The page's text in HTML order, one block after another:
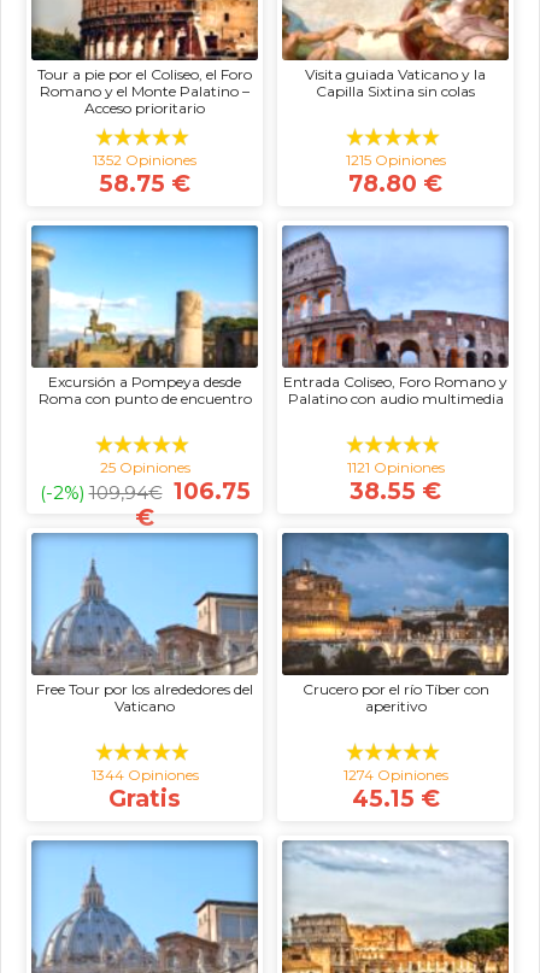
Tour a pie por el Coliseo, el Foro
Romano y el Monte Palatino –
Acceso prioritario
1352 Opiniones
58.75 €
Visita guiada Vaticano y la
Capilla Sixtina sin colas
1215 Opiniones
78.80 €
Excursión a Pompeya desde
Roma con punto de encuentro
25 Opiniones
(-2%) 109,94€ 106.75
€
Entrada Coliseo, Foro Romano y
Palatino con audio multimedia
1121 Opiniones
38.55 €
Free Tour por los alrededores del
Vaticano
1344 Opiniones
Gratis
Crucero por el río Tíber con
aperitivo
1274 Opiniones
45.15 €